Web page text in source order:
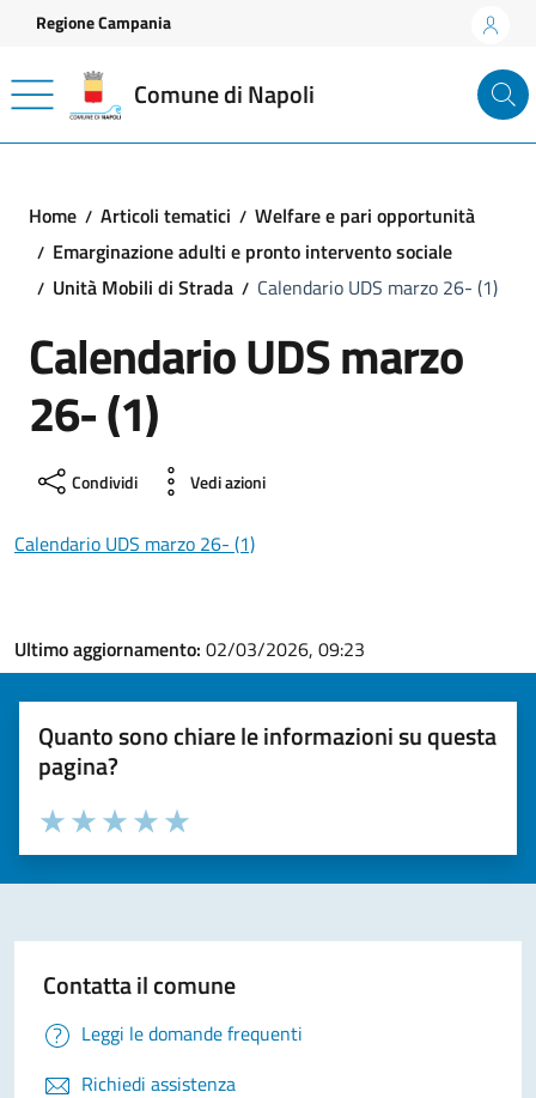
Vai ai contenuti
Vai al footer
Regione Campania
Comune di Napoli
Home Articoli tematici
Welfare e pari opportunità
Emarginazione adulti e pronto intervento sociale
Unità Mobili di Strada
Calendario UDS marzo 26- (1)
Calendario UDS marzo
26- (1)
Condividi Vedi azioni
Calendario UDS marzo 26- (1)
Ultimo aggiornamento: 02/03/2026, 09:23
Quanto sono chiare le informazioni su questa
pagina?
Valuta la chiarezza delle informazioni (da 1 a 5 stelle)
Seleziona il numero di stelle per valutare la chiarezza delle
Valuta 5 stelle su 5
Valuta 4 stelle su 5
Valuta 3 stelle su 5
Valuta 2 stelle su 5
Valuta 1 stelle su 5
Contatta il comune
Leggi le domande frequenti
Richiedi assistenza